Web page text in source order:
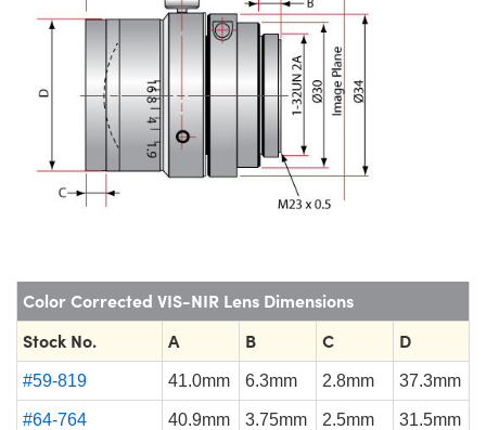
Color Corrected VIS-NIR Lens Dimensions
Stock No.
A B C D
#59-819 41.0mm 6.3mm 2.8mm 37.3mm
#64-764 40.9mm 3.75mm 2.5mm 31.5mm